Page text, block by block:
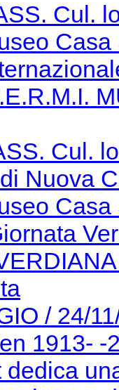
Cul.
Cul.
Nuova
/ 24/
1913-
dedica